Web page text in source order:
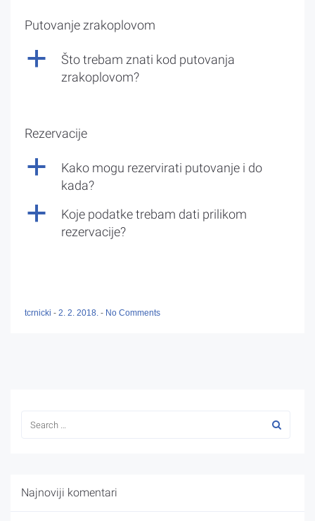
Putovanje zrakoplovom
a
Što trebam znati kod putovanja
zrakoplovom?
Rezervacije
a
Kako mogu rezervirati putovanje i do
kada?
a
Koje podatke trebam dati prilikom
rezervacije?
tcrnicki - 2. 2. 2018. - No Comments
Najnoviji komentari